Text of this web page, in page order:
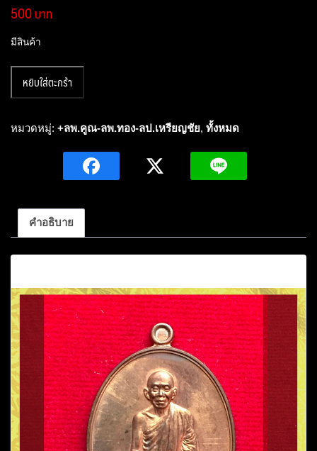
500
มีสินค้า
เหรียญ
พ่อ
รุ่น
เมตตา
บารมี
ทองแดง
ปี2557หมายเลข8360
วัด
บ้านไร่
อ.ด่านขุนทด
นครราชสีมา
ชิ้น
หยิบใส่ตะกร้า
หมวดหมู่: +ลพ.คูณ-ลพ.ทอง-ลป.เหรียญชัย, ทั้งหมด
คำอธิบาย